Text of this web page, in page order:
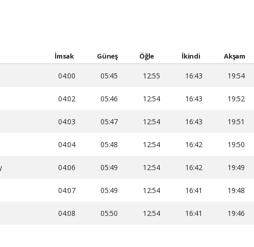
İmsak Güneş Öğle İkindi Akşam
04:00 05:45 12:55 16:43 19:54
04:02 05:46 12:54 16:43 19:52
04:03 05:47 12:54 16:43 19:51
04:04 05:48 12:54 16:42 19:50
04:06 05:49 12:54 16:42 19:49
04:07 05:49 12:54 16:41 19:48
04:08 05:50 12:54 16:41 19:46